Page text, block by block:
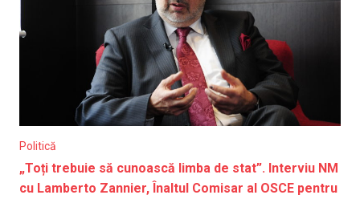
Politică
„Toți trebuie să cunoască limba de stat”. Interviu NM
cu Lamberto Zannier, Înaltul Comisar al OSCE pentru